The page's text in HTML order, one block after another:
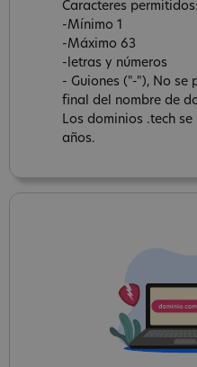
Caracteres permitidos:
-Mínimo 1
-Máximo 63
-letras y números
- Guiones ("-"), No se
final del nombre de
Los dominios .tech
años.